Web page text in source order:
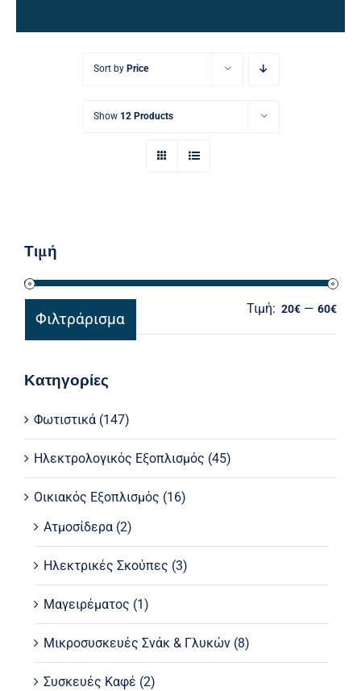
Sort by Price
Show 12 Products
Τιμή
τιμή
τιμή
Φιλτράρισμα
Τιμή: 20€ —60€
Κατηγορίες
Φωτιστικά (147)
Ηλεκτρολογικός Εξοπλισμός (45)
Οικιακός Εξοπλισμός (16)
Ατμοσίδερα (2)
Ηλεκτρικές Σκούπες (3)
Μαγειρέματος (1)
Μικροσυσκευές Σνάκ & Γλυκών (8)
Συσκευές Καφέ (2)